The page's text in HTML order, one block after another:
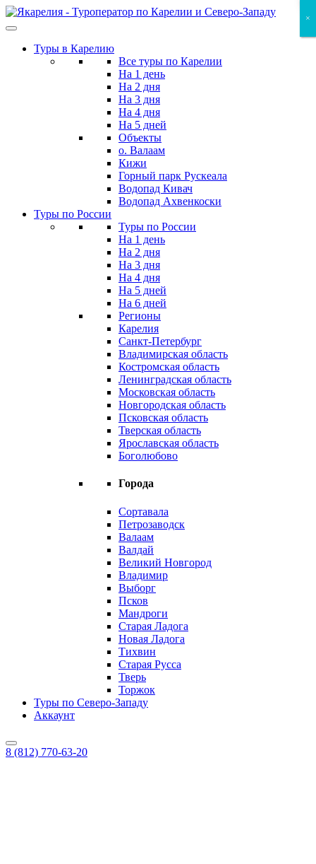
Skip
to
contentТуры в Карелию
Все туры по Карелии
На 1 день
На 2 дня
На 3 дня
На 4 дня
На 5 дней
Объекты
о. Валаам
Кижи
Горный парк Рускеала
Водопад Кивач
Водопад Ахвенкоски
Туры по России
Туры по России
На 1 день
На 2 дня
На 3 дня
На 4 дня
На 5 дней
На 6 дней
Регионы
Карелия
Санкт-Петербург
Владимирская область
Костромская область
Ленинградская область
Московская область
Новгородская область
Псковская область
Тверская область
Ярославская область
Боголюбово
Города
Сортавала
Петрозаводск
Валаам
Валдай
Великий Новгород
Владимир
Выборг
Псков
Мандроги
Старая Ладога
Новая Ладога
Тихвин
Старая Русса
Тверь
Торжок
Туры по Северо-Западу
Аккаунт
8 (812) 770-63-20
×
×
×